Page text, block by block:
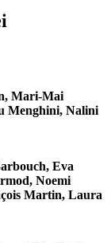
Mari-Mai
Menghini, Nalini
Eva
Noemi
Martin, Laura